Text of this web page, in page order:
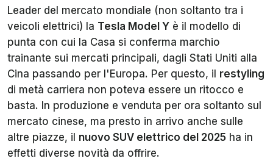
Leader del mercato mondiale (non soltanto tra i
veicoli elettrici) la Tesla Model Y è il modello di
punta con cui la Casa si conferma marchio
trainante sui mercati principali, dagli Stati Uniti alla
Cina passando per l'Europa. Per questo, il restyling
di metà carriera non poteva essere un ritocco e
basta. In produzione e venduta per ora soltanto sul
mercato cinese, ma presto in arrivo anche sulle
altre piazze, il nuovo SUV elettrico del 2025 ha in
effetti diverse novità da offrire.